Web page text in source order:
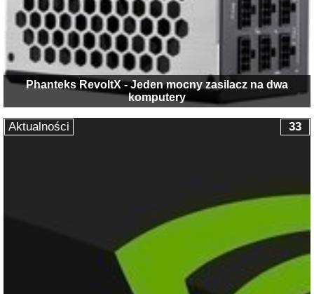
Phanteks RevoltX - Jeden mocny zasilacz na dwa
komputery
33
Aktualności